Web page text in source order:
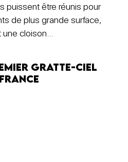
puissent être réunis pour
de plus grande surface,
cloison…
gratte-ciel